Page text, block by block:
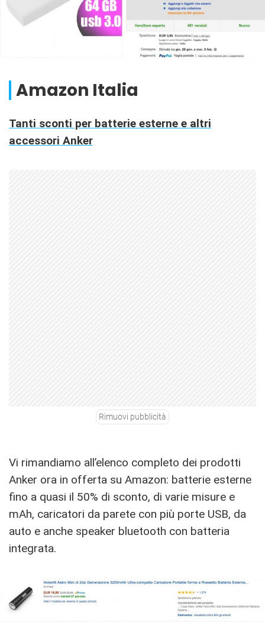
Amazon Italia
Tanti sconti per batterie esterne e altri
accessori Anker
Rimuovi pubblicità
Vi rimandiamo all’elenco completo dei prodotti
Anker ora in offerta su Amazon: batterie esterne
fino a quasi il 50% di sconto, di varie misure e
mAh, caricatori da parete con più porte USB, da
auto e anche speaker bluetooth con batteria
integrata.